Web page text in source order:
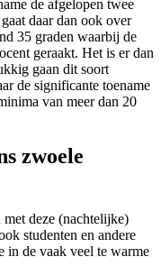
de afgelopen twee
daar dan ook over
35 graden waarbij de
geraakt. Het is er dan
gaan dit soort
de significante toename
van meer dan 20
zwoele
deze (nachtelijke)
studenten en andere
in de vaak veel te warme